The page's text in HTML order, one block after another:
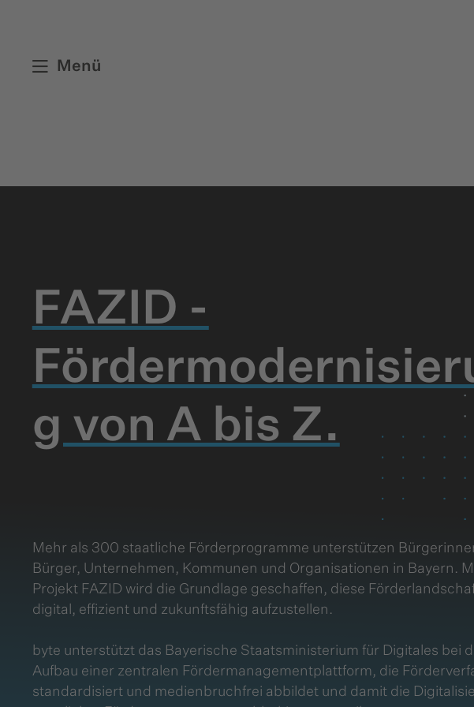
Menü
FAZID -
g von A bis Z.
Mehr als 300 staatliche Förderprogramme unterstützen
Bürger, Unternehmen, Kommunen und Organisationen in Bayern.
Projekt FAZID wird die Grundlage geschaffen, diese
digital, effizient und zukunftsfähig aufzustellen.
byte unterstützt das Bayerische Staatsministerium für Digitales bei
Aufbau einer zentralen Fördermanagementplattform, die
standardisiert und medienbruchfrei abbildet und damit die